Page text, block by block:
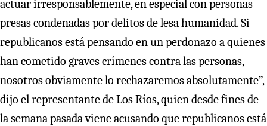
actuar irresponsablemente, en especial con personas
presas condenadas por delitos de lesa humanidad. Si
republicanos está pensando en un perdonazo a quienes
han cometido graves crímenes contra las personas,
nosotros obviamente lo rechazaremos absolutamente”,
dijo el representante de Los Ríos, quien desde fines de
la semana pasada viene acusando que republicanos está